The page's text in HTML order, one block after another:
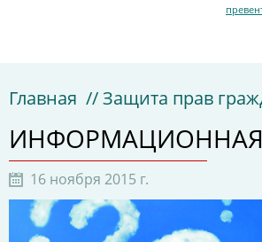
Главная // Защита прав
ИНФОРМАЦИОННАЯ
16 ноября 2015 г.